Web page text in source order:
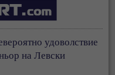
удоволствие
на Левски